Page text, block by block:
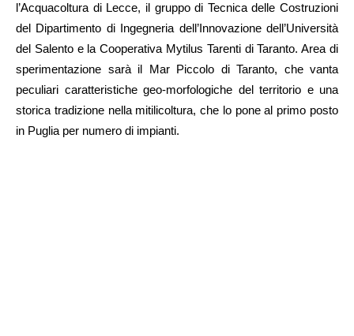
l’Acquacoltura di Lecce, il gruppo di Tecnica delle Costruzioni
del Dipartimento di Ingegneria dell’Innovazione dell’Università
del Salento e la Cooperativa Mytilus Tarenti di Taranto. Area di
sperimentazione sarà il Mar Piccolo di Taranto, che vanta
peculiari caratteristiche geo-morfologiche del territorio e una
storica tradizione nella mitilicoltura, che lo pone al primo posto
in Puglia per numero di impianti.